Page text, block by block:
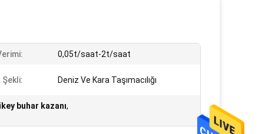
0,05t/saat-2t/saat
Şekli: Deniz Ve Kara Taşımacılığı
buhar kazanı,